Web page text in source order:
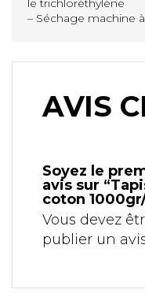
le trichloréthylène
– Séchage machine
AVIS
Soyez le
avis sur
coton
Vous devez
publier un